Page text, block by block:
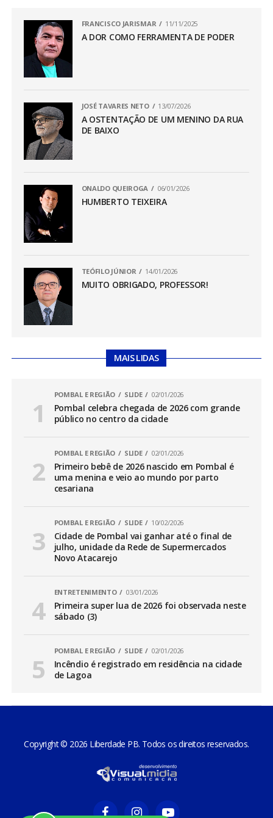
FRANCISCO JARISMAR 11/11/2025
A DOR COMO FERRAMENTA DE PODER
JOSÉ TAVARES NETO 13/07/2026
A OSTENTAÇÃO DE UM MENINO DA RUA
DE BAIXO
ONALDO QUEIROGA 06/01/2026
HUMBERTO TEIXEIRA
TEÓFILO JÚNIOR 14/01/2026
MUITO OBRIGADO, PROFESSOR!
MAIS LIDAS
POMBAL E REGIÃO SLIDE 02/01/2026
Pombal celebra chegada de 2026 com grande
público no centro da cidade
POMBAL E REGIÃO SLIDE 02/01/2026
Primeiro bebê de 2026 nascido em Pombal é
uma menina e veio ao mundo por parto
cesariana
POMBAL E REGIÃO SLIDE 10/02/2026
Cidade de Pombal vai ganhar até o final de
julho, unidade da Rede de Supermercados
Novo Atacarejo
ENTRETENIMENTO 03/01/2026
Primeira super lua de 2026 foi observada neste
sábado (3)
POMBAL E REGIÃO SLIDE 02/01/2026
Incêndio é registrado em residência na cidade
de Lagoa
Copyright © 2026 Liberdade PB. Todos os direitos reservados.